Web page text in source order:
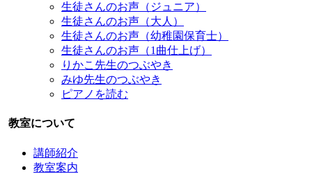
生徒さんのお声（ジュニア）
生徒さんのお声（大人）
生徒さんのお声（幼稚園保育士）
生徒さんのお声（1曲仕上げ）
りかこ先生のつぶやき
みゆ先生のつぶやき
ピアノを読む
教室について
講師紹介
教室案内